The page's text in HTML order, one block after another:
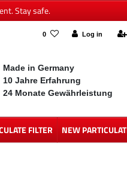
Stay safe.
0 Log in
Made in Germany
10 Jahre Erfahrung
24 Monate Gewährleistung
FILTER NEW